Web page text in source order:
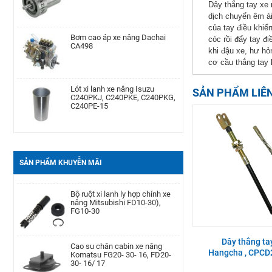
CA498
C240PKJ, C240PKE, C240PKG,
C240PE-15
FB20-30EX8-11
100 * 40 * 1220
7 TEU FB30
SẢN PHẨM KHUYỄN MÃI
Komatsu Kom. FD20-
30/-11/-12/-14/-15/-16/-17,FG20-
TD27, QD32
18T12, FG20-30N5
nâng Mitsubishi FD10-30),
FG10-30
Komatsu FG20- 30- 16, FD20-
30- 16/ 17
Dây thắng tay xe
dịch chuyển êm
của tay điều
cóc rồi đẩy tay
khi đậu xe, hư
cơ cầu thắng tay
SẢN PHẨM
Dây thắng
Hangcha ,